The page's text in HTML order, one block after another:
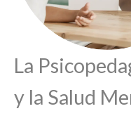
La
y la Salud